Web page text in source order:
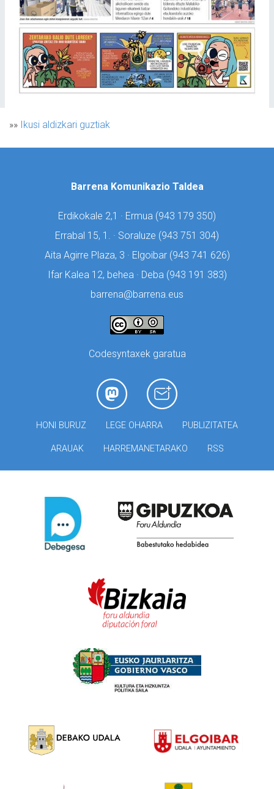
»» Ikusi aldizkari guztiak
Barrena Komunikazio Taldea
Erdikokale 2,1 · Ermua (943 179 350)
Errabal 15, 1. · Soraluze (943 751 304)
Aita Agirre Plaza, 3 · Elgoibar (943 741 626)
Ifar Kalea 12, behea · Deba (943 191 383)
barrena@barrena.eus
Codesyntaxek garatua
HONI BURUZ LEGE OHARRA PUBLIZITATEA
ARAUAK HARREMANETARAKO RSS